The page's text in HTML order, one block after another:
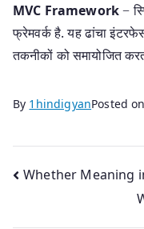
MVC Framework−
फ्रेमवर्क है. यह ढांचा
तकनीकों को समायोजित
By 1hindigyanPosted on
Post
navigation
Whether Meaning